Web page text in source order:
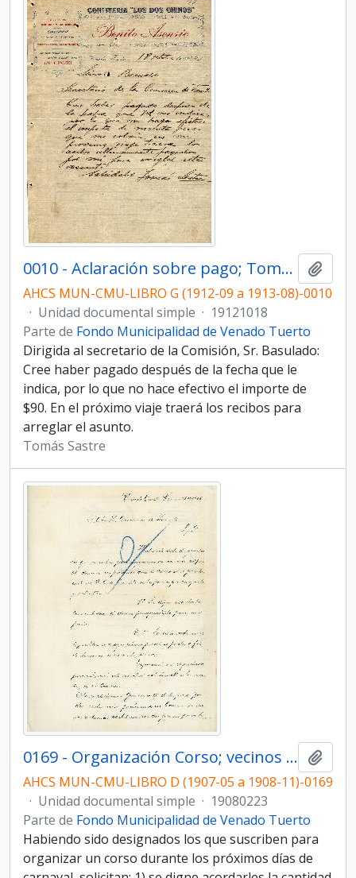
0010 - Aclaración sobre pago; Tomás Sastre
AHCS MUN-CMU-LIBRO G (1912-09 a 1913-08)-0010
· Unidad documental simple · 19121018
Parte de Fondo Municipalidad de Venado Tuerto
Dirigida al secretario de la Comisión, Sr. Basulado:
Cree haber pagado después de la fecha que le
indica, por lo que no hace efectivo el importe de
$90. En el próximo viaje traerá los recibos para
arreglar el asunto.
Tomás Sastre
0169 - Organización Corso; vecinos designados
AHCS MUN-CMU-LIBRO D (1907-05 a 1908-11)-0169
· Unidad documental simple · 19080223
Parte de Fondo Municipalidad de Venado Tuerto
Habiendo sido designados los que suscriben para
organizar un corso durante los próximos días de